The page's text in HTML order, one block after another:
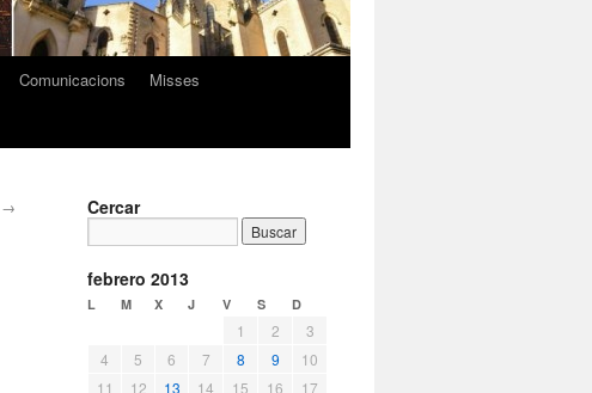
Comunicacions
Misses
→ Cercar
febrero 2013
L M X J V S D
1 2
3
4
5 6 7 8 9
10
11
12 13 14 15 16
17